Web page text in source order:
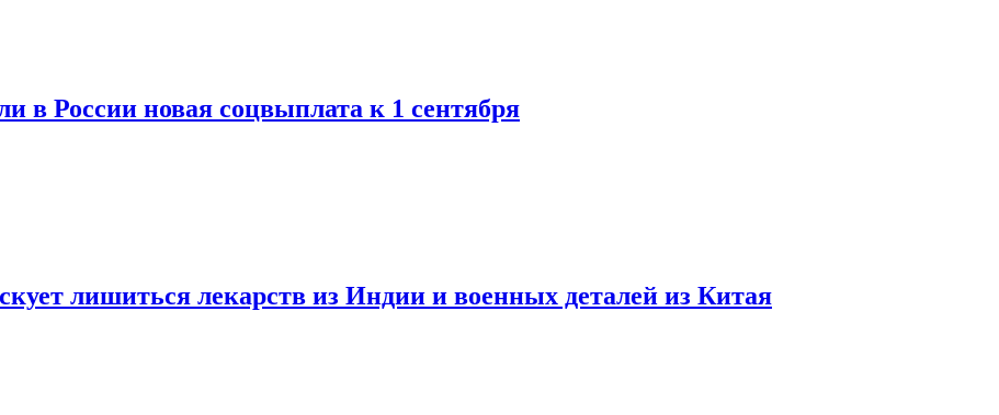
в России новая соцвыплата к 1 сентября
лишиться лекарств из Индии и военных деталей из Китая